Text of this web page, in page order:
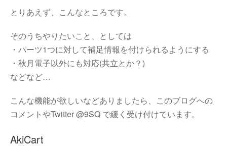
とりあえず、こんなところです。
そのうちやりたいこと、としては
・パーツ1つに対して補足情報を付けられるようにする
・秋月電子以外にも対応(共立とか？)
などなど…
こんな機能が欲しいなどありましたら、このブログへの
コメントやTwitter @9SQ で緩く受け付けています。
AkiCart